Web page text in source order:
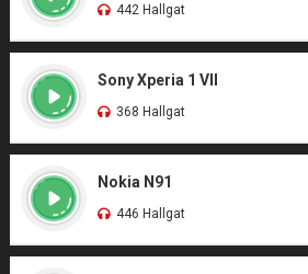
442 Hallgat
Sony Xperia 1 VII
368 Hallgat
Nokia N91
446 Hallgat